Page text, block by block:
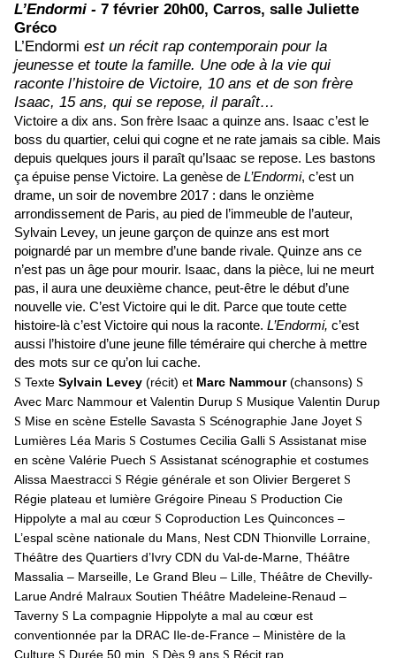
L’Endormi - 7 février 20h00, Carros, salle Juliette
Gréco
L’Endormi est un récit rap contemporain pour la
jeunesse et toute la famille. Une ode à la vie qui
raconte l’histoire de Victoire, 10 ans et de son frère
Isaac, 15 ans, qui se repose, il paraît…
Victoire a dix ans. Son frère Isaac a quinze ans. Isaac c’est le
boss du quartier, celui qui cogne et ne rate jamais sa cible. Mais
depuis quelques jours il paraît qu’Isaac se repose. Les bastons
ça épuise pense Victoire. La genèse de L’Endormi, c’est un
drame, un soir de novembre 2017 : dans le onzième
arrondissement de Paris, au pied de l’immeuble de l’auteur,
Sylvain Levey, un jeune garçon de quinze ans est mort
poignardé par un membre d’une bande rivale. Quinze ans ce
n’est pas un âge pour mourir. Isaac, dans la pièce, lui ne meurt
pas, il aura une deuxième chance, peut-être le début d’une
nouvelle vie. C’est Victoire qui le dit. Parce que toute cette
histoire-là c’est Victoire qui nous la raconte. L’Endormi, c’est
aussi l’histoire d’une jeune fille téméraire qui cherche à mettre
des mots sur ce qu’on lui cache.
S Texte Sylvain Levey (récit) et Marc Nammour(chansons) S
Avec Marc Nammour et Valentin Durup S Musique Valentin Durup
S Mise en scène Estelle Savasta S Scénographie Jane Joyet S
Lumières Léa Maris S Costumes Cecilia Galli S Assistanat mise
en scène Valérie Puech S Assistanat scénographie et costumes
Alissa Maestracci S Régie générale et son Olivier Bergeret S
Régie plateau et lumière Grégoire Pineau S Production Cie
Hippolyte a mal au cœur S Coproduction Les Quinconces –
L’espal scène nationale du Mans, Nest CDN Thionville Lorraine,
Théâtre des Quartiers d’Ivry CDN du Val-de-Marne, Théâtre
Massalia – Marseille, Le Grand Bleu – Lille, Théâtre de Chevilly-
Larue André Malraux Soutien Théâtre Madeleine-Renaud –
Taverny S La compagnie Hippolyte a mal au cœur est
conventionnée par la DRAC Ile-de-France – Ministère de la
Culture S Durée 50 min. S Dès 9 ans S Récit rap